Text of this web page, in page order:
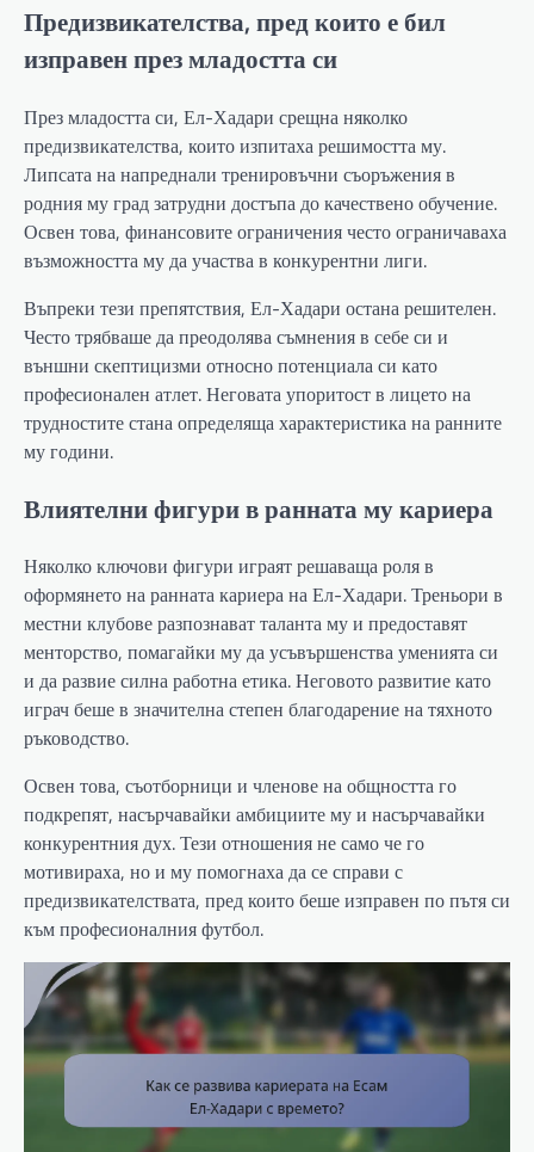
Предизвикателства, пред които е бил
изправен през младостта си
През младостта си, Ел-Хадари срещна няколко
предизвикателства, които изпитаха решимостта му.
Липсата на напреднали тренировъчни съоръжения в
родния му град затрудни достъпа до качествено обучение.
Освен това, финансовите ограничения често ограничаваха
възможността му да участва в конкурентни лиги.
Въпреки тези препятствия, Ел-Хадари остана решителен.
Често трябваше да преодолява съмнения в себе си и
външни скептицизми относно потенциала си като
професионален атлет. Неговата упоритост в лицето на
трудностите стана определяща характеристика на ранните
му години.
Влиятелни фигури в ранната му кариера
Няколко ключови фигури играят решаваща роля в
оформянето на ранната кариера на Ел-Хадари. Треньори в
местни клубове разпознават таланта му и предоставят
менторство, помагайки му да усъвършенства уменията си
и да развие силна работна етика. Неговото развитие като
играч беше в значителна степен благодарение на тяхното
ръководство.
Освен това, съотборници и членове на общността го
подкрепят, насърчавайки амбициите му и насърчавайки
конкурентния дух. Тези отношения не само че го
мотивираха, но и му помогнаха да се справи с
предизвикателствата, пред които беше изправен по пътя си
към професионалния футбол.